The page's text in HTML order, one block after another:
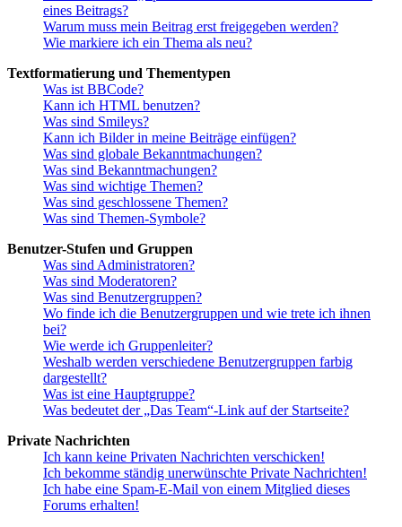
eines Beitrags?
Warum muss mein Beitrag erst freigegeben werden?
Wie markiere ich ein Thema als neu?
Textformatierung und Thementypen
Was ist BBCode?
Kann ich HTML benutzen?
Was sind Smileys?
Kann ich Bilder in meine Beiträge einfügen?
Was sind globale Bekanntmachungen?
Was sind Bekanntmachungen?
Was sind wichtige Themen?
Was sind geschlossene Themen?
Was sind Themen-Symbole?
Benutzer-Stufen und Gruppen
Was sind Administratoren?
Was sind Moderatoren?
Was sind Benutzergruppen?
Wo finde ich die Benutzergruppen und wie trete ich ihnen
bei?
Wie werde ich Gruppenleiter?
Weshalb werden verschiedene Benutzergruppen farbig
dargestellt?
Was ist eine Hauptgruppe?
Was bedeutet der „Das Team“-Link auf der Startseite?
Private Nachrichten
Ich kann keine Privaten Nachrichten verschicken!
Ich bekomme ständig unerwünschte Private Nachrichten!
Ich habe eine Spam-E-Mail von einem Mitglied dieses
Forums erhalten!